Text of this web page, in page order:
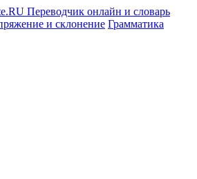
и склонение Грамматика